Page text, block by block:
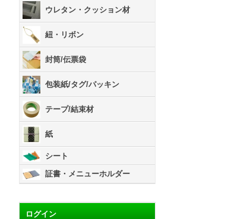
ウレタン・クッション材
紐・リボン
封筒/伝票袋
包装紙/タグ/パッキン
テープ/結束材
紙
シート
証書・メニューホルダー
ログイン